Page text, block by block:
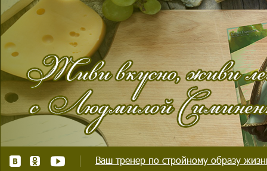
Ваш тренер по стройному образу